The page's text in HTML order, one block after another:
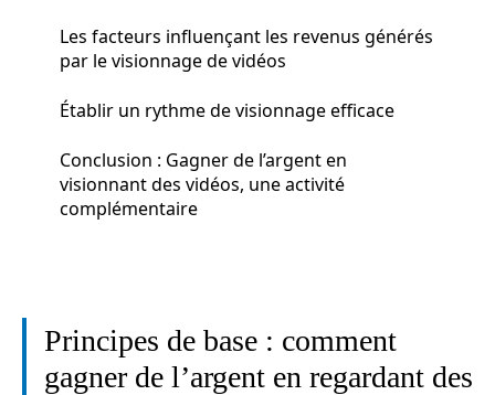
Les facteurs influençant les revenus générés
par le visionnage de vidéos
Établir un rythme de visionnage efficace
Conclusion : Gagner de l’argent en
visionnant des vidéos, une activité
complémentaire
Principes de base : comment
gagner de l’argent en regardant des